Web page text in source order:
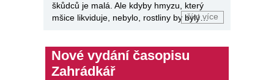
škůdců je malá. Ale kdyby hmyzu, který
mšice likviduje, nebylo, rostliny by bylyčíst více
Nové vydání časopisu
Zahrádkář